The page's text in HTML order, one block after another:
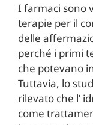
I farmaci sono
terapie per il
delle
perché i primi
che potevano
Tuttavia, lo
rilevato che l’
come